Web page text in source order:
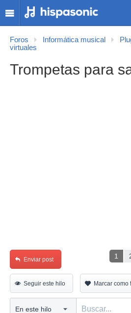
Foros Informática musical
virtuales
Trompetas para
1
Enviar post
Seguir este hilo Marcar como